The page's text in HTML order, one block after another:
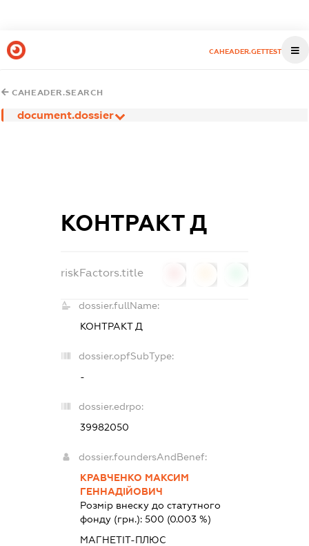
CAHEADER.GETTEST
CAHEADER.SEARCH
document.dossier
КОНТРАКТ Д
riskFactors.title
dossier.fullName:
КОНТРАКТ Д
dossier.opfSubType:
-
dossier.edrpo:
39982050
dossier.foundersAndBenef:
КРАВЧЕНКО МАКСИМ
ГЕННАДІЙОВИЧ
Розмір внеску до статутного
фонду (грн.): 500 (0.003 %)
МАГНЕТІТ-ПЛЮС